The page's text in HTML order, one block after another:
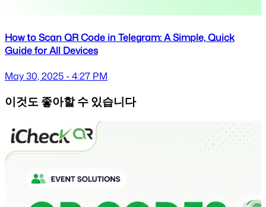
How to Scan QR Code in Telegram: A Simple, Quick
Guide for All Devices
May 30, 2025 - 4:27 PM
이것도 좋아할 수 있습니다